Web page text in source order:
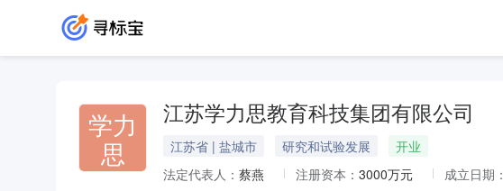
学力
思
江苏学力思教育科技集团有限公司
江苏省 | 盐城市 研究和试验发展
开业
法定代表人： 蔡燕 注册资本： 3000万元 成立日期：